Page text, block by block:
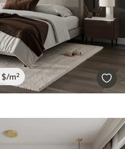
$/m²